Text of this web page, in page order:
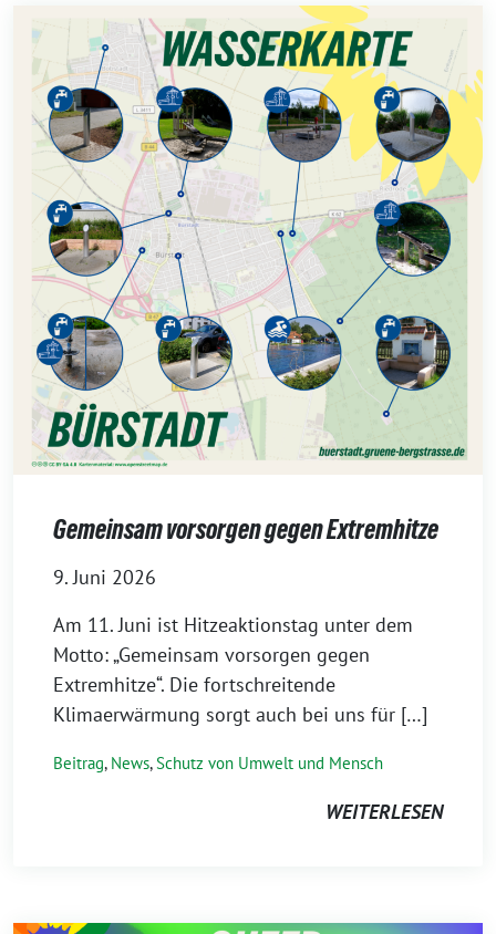
Gemeinsam vorsorgen gegen Extremhitze
9. Juni 2026
Am 11. Juni ist Hitzeaktionstag unter dem
Motto: „Gemeinsam vorsorgen gegen
Extremhitze“. Die fortschreitende
Klimaerwärmung sorgt auch bei uns für […]
Beitrag, News,Schutz von Umwelt und Mensch
WEITERLESEN